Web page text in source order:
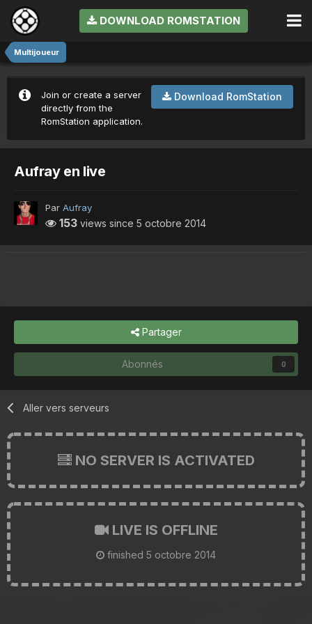
DOWNLOAD ROMSTATION
Multijoueur
Download RomStation
Join or create a server
directly from the
RomStation application.
Aufray en live
Par Aufray
153 views since 5 octobre 2014
Partager
Abonnés 0
Aller vers serveurs
NO SERVER IS ACTIVATED
LIVE IS OFFLINE
finished 5 octobre 2014